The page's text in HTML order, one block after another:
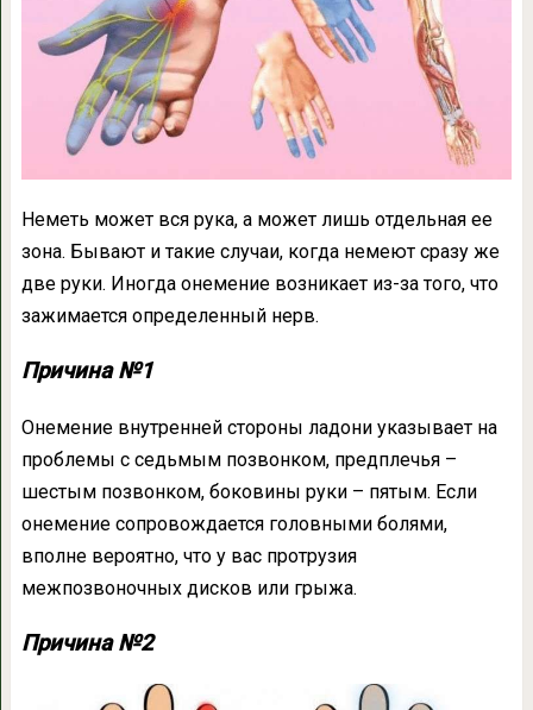
Неметь может вся рука, а может лишь отдельная ее
зона. Бывают и такие случаи, когда немеют сразу же
две руки. Иногда онемение возникает из-за того, что
зажимается определенный нерв.
Причина №1
Онемение внутренней стороны ладони указывает на
проблемы с седьмым позвонком, предплечья –
шестым позвонком, боковины руки – пятым. Если
онемение сопровождается головными болями,
вполне вероятно, что у вас протрузия
межпозвоночных дисков или грыжа.
Причина №2